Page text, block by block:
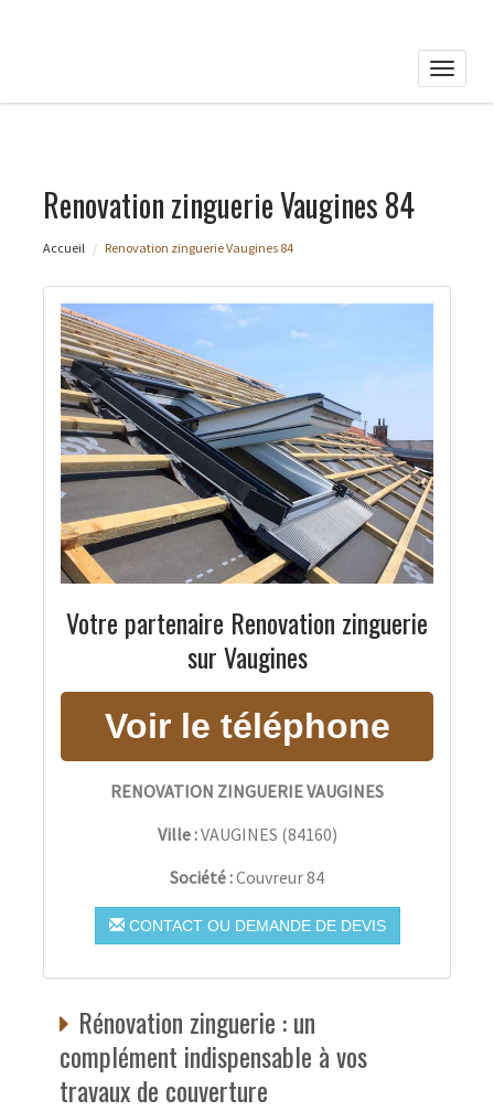
Toggle
Renovation zinguerie Vaugines 84
Accueil Renovation zinguerie Vaugines 84
Votre partenaire Renovation zinguerie
sur Vaugines
RENOVATION ZINGUERIE VAUGINES
Ville :VAUGINES (84160)
Société :Couvreur 84
CONTACT OU DEMANDE DE DEVIS
Rénovation zinguerie : un
complément indispensable à vos
travaux de couverture